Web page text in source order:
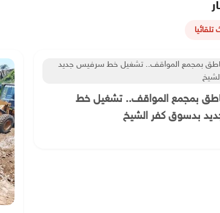
8 مناطق بمجمع المواقف.. تشغيل خط
بدسوق كفر الشيخ